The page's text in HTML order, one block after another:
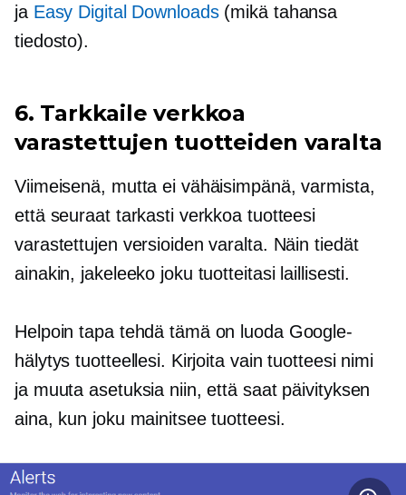
ja Easy Digital Downloads(mikä tahansa
tiedosto).
6. Tarkkaile verkkoa
varastettujen tuotteiden varalta
Viimeisenä, mutta ei vähäisimpänä, varmista,
että seuraat tarkasti verkkoa tuotteesi
varastettujen versioiden varalta. Näin tiedät
ainakin, jakeleeko joku tuotteitasi laillisesti.
Helpoin tapa tehdä tämä on luoda Google-
hälytys tuotteellesi. Kirjoita vain tuotteesi nimi
ja muuta asetuksia niin, että saat päivityksen
aina, kun joku mainitsee tuotteesi.